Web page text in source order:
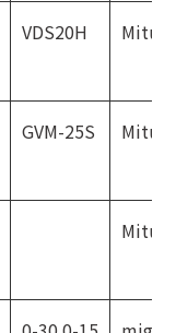
VDS20H
GVM-25S